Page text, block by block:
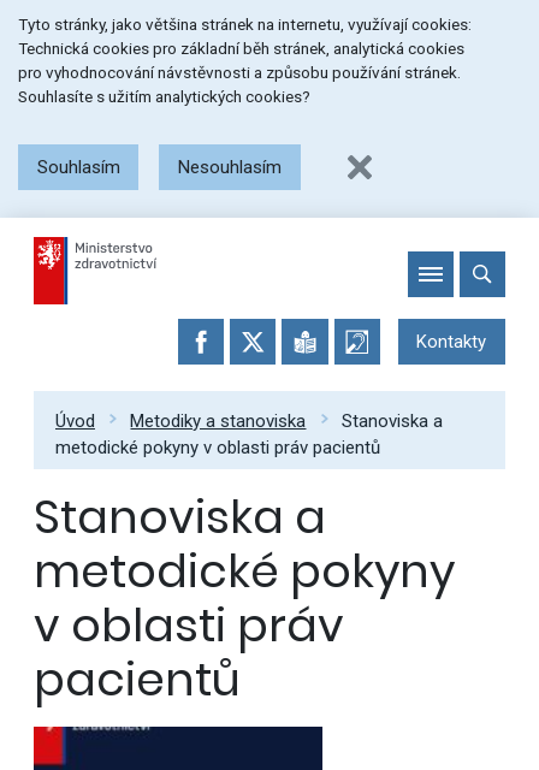
na
menu
na
obsah
na
patičku
stránky
Tyto stránky, jako většina stránek na internetu, využívají cookies:
Technická cookies pro základní běh stránek, analytická cookies
pro vyhodnocování návstěvnosti a způsobu používání stránek.
Souhlasíte s užitím analytických cookies?
Souhlasím Nesouhlasím
Kontakty
Úvod Metodiky a stanoviska
Stanoviska a
metodické pokyny v oblasti práv pacientů
Stanoviska a
metodické pokyny
v oblasti práv
pacientů